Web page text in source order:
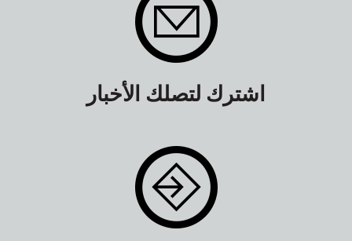
اشترك لتصلك الأخبار